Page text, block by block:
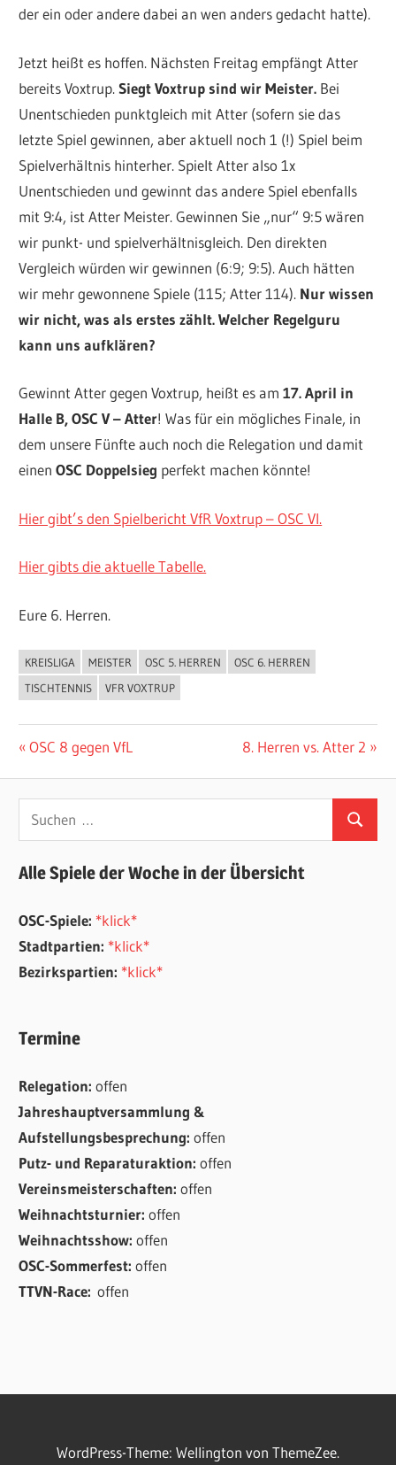
der ein oder andere dabei an wen anders gedacht hatte).
Jetzt heißt es hoffen. Nächsten Freitag empfängt Atter
bereits Voxtrup.Siegt Voxtrup sind wir Meister. Bei
Unentschieden punktgleich mit Atter (sofern sie das
letzte Spiel gewinnen, aber aktuell noch 1 (!) Spiel beim
Spielverhältnis hinterher. Spielt Atter also 1x
Unentschieden und gewinnt das andere Spiel ebenfalls
mit 9:4, ist Atter Meister. Gewinnen Sie „nur“ 9:5 wären
wir punkt- und spielverhältnisgleich. Den direkten
Vergleich würden wir gewinnen (6:9; 9:5). Auch hätten
wir mehr gewonnene Spiele (115; Atter 114). Nur wissen
wir nicht, was als erstes zählt. Welcher Regelguru
kann uns aufklären?
Gewinnt Atter gegen Voxtrup, heißt es am17. April in
Halle B, OSC V – Atter! Was für ein mögliches Finale, in
dem unsere Fünfte auch noch die Relegation und damit
einenOSC Doppelsieg perfekt machen könnte!
Hier gibt’s den Spielbericht VfR Voxtrup – OSC VI.
Hier gibts die aktuelle Tabelle.
Eure 6. Herren.
ALLGEMEIN
KREISLIGA MEISTER OSC 5. HERREN
OSC 6. HERREN
TISCHTENNIS
VFR VOXTRUP
Beitragsnavigation
Vorheriger
OSC 8 gegen VfL
Nächster
8. Herren vs. Atter 2
Suchen
nach:
Suchen
Alle Spiele der Woche in der Übersicht
OSC-Spiele: *klick*
Stadtpartien: *klick*
Bezirkspartien: *klick*
Termine
Relegation:offen
Jahreshauptversammlung &
Aufstellungsbesprechung:offen
Putz- und Reparaturaktion:offen
Vereinsmeisterschaften:offen
Weihnachtsturnier:offen
Weihnachtsshow:offen
OSC-Sommerfest:offen
TTVN-Race:offen
WordPress-Theme: Wellington von ThemeZee.